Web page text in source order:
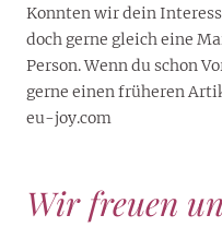
Konnten wir dein
doch gerne gleich eine
Person. Wenn du schon
gerne einen früheren
eu-joy.com
Wir freuen